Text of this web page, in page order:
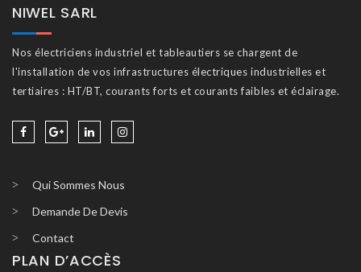
NIWEL SARL
Nos électriciens industriel et tableautiers se chargent de
l'installation de vos infrastructures électriques industrielles et
tertiaires : HT/BT, courants forts et courants faibles et éclairage.
Qui Sommes Nous
Demande De Devis
Contact
PLAN D’ACCÈS